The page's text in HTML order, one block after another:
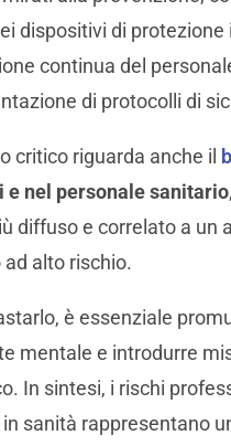
dispositivi di protezione
continua del
di protocolli di
critico riguarda anche il
e nel personale sanitario
diffuso e correlato a un
ad alto rischio.
è essenziale
mentale e introdurre
In sintesi, i rischi
sanità rappresentano